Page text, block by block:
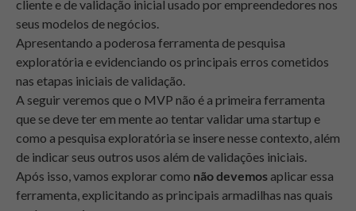
cliente e de validação inicial usado por empreendedores nos
seus modelos de negócios.
Apresentando a poderosa ferramenta de pesquisa
exploratória e evidenciando os principais erros cometidos
nas etapas iniciais de validação.
A seguir veremos que o MVP não é a primeira ferramenta
que se deve ter em mente ao tentar validar uma startup e
como a pesquisa exploratória se insere nesse contexto, além
de indicar seus outros usos além de validações iniciais.
Após isso, vamos explorar como não devemos aplicar essa
ferramenta, explicitando as principais armadilhas nas quais